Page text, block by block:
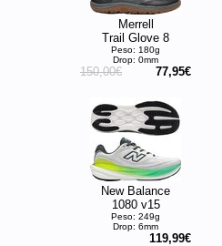
Merrell
Trail Glove 8
Peso: 180g
Drop: 0mm
150,00€ 77,95€
New Balance
1080 v15
Peso: 249g
Drop: 6mm
119,99€